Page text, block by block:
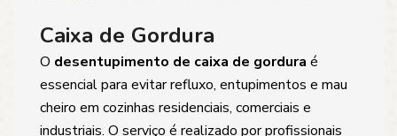
Caixa de Gordura
O desentupimento de caixa de gordura é
essencial para evitar refluxo, entupimentos e mau
cheiro em cozinhas residenciais, comerciais e
industriais. O serviço é realizado por profissionais